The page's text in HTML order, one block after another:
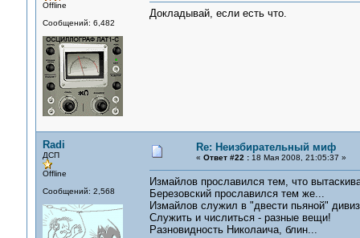
Offline
Сообщений: 6,482
Докладывай, если есть что.
Radi
ДСП
Offline
Сообщений: 2,568
Re: Неизбирательный миф
« Ответ #22 :18 Мая 2008, 21:05:37 »
Измайлов прославился тем, что
Березовский прославился тем же...
Измайлов служил в "двести пьяной"
Служить и числиться - разные вещи!
Разновидность Николаича, блин...